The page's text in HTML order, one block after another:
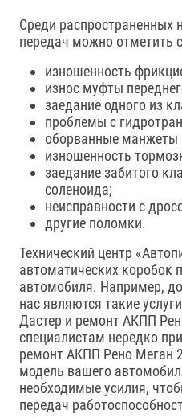
Среди распространенных
передач можно отметить
изношенность
износ муфты
заедание одного из
проблемы с
оборванные
изношенность
заедание забитого
соленоида;
неисправности с
другие поломки.
Технический центр
автоматических коробок
автомобиля. Например,
нас являются такие
Дастер и ремонт АКПП
специалистам нередко
ремонт АКПП Рено Меган
модель вашего
необходимые усилия,
передач